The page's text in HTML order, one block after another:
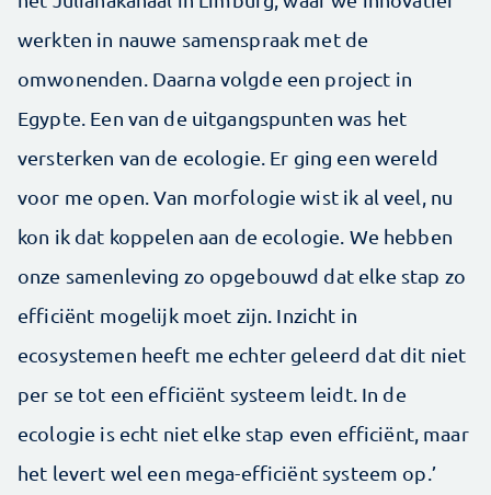
werkten in nauwe samenspraak met de
omwonenden. Daarna volgde een project in
Egypte. Een van de uitgangspunten was het
versterken van de ecologie. Er ging een wereld
voor me open. Van morfologie wist ik al veel, nu
kon ik dat koppelen aan de ecologie. We hebben
onze samenleving zo opgebouwd dat elke stap zo
efficiënt mogelijk moet zijn. Inzicht in
ecosystemen heeft me echter geleerd dat dit niet
per se tot een efficiënt systeem leidt. In de
ecologie is echt niet elke stap even efficiënt, maar
het levert wel een mega-efficiënt systeem op.’